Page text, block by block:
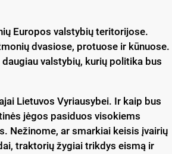
Europos valstybių teritorijose.
dvasiose, protuose ir kūnuose.
valstybių, kurių politika bus
Lietuvos Vyriausybei. Ir kaip bus
jėgos pasiduos visokiems
Nežinome, ar smarkiai keisis įvairių
traktorių žygiai trikdys eismą ir